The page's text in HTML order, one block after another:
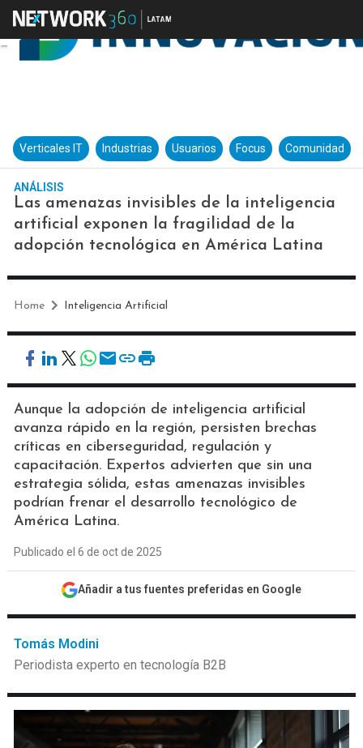
Verticales IT Industrias Usuarios Focus Comunidad
ANÁLISIS
Las amenazas invisibles de la inteligencia
artificial exponen la fragilidad de la
adopción tecnológica en América Latina
Home Inteligencia Artificial
Aunque la adopción de inteligencia artificial
avanza rápido en la región, persisten brechas
críticas en ciberseguridad, regulación y
capacitación. Expertos advierten que sin una
estrategia sólida, estas amenazas invisibles
podrían frenar el desarrollo tecnológico de
América Latina.
Publicado el 6 de oct de 2025
Añadir a tus fuentes preferidas en Google
Tomás Modini
Periodista experto en tecnología B2B